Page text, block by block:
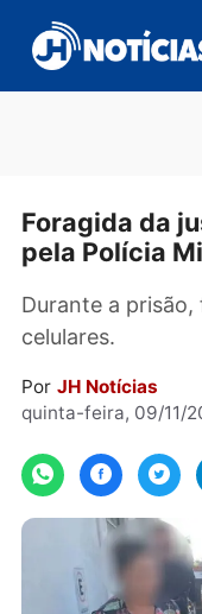
para
conteúdo
Foragida da
Durante a
celulares.
Por
JH Notícias
quinta-feira, 09/